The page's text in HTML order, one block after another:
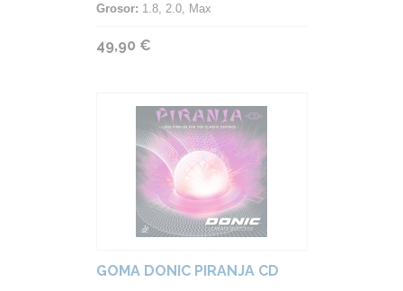
Grosor: 1.8, 2.0, Max
49,90 €
GOMA DONIC PIRANJA CD